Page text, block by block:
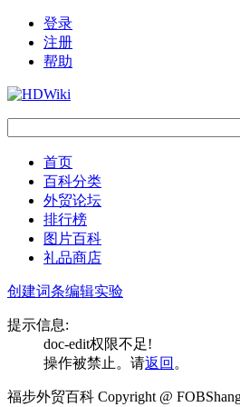
登录
注册
帮助
首页
百科分类
外贸论坛
排行榜
图片百科
礼品商店
创建词条编辑实验
提示信息:
doc-edit权限不足!
操作被禁止。请返回 。
福步外贸百科 Copyright @